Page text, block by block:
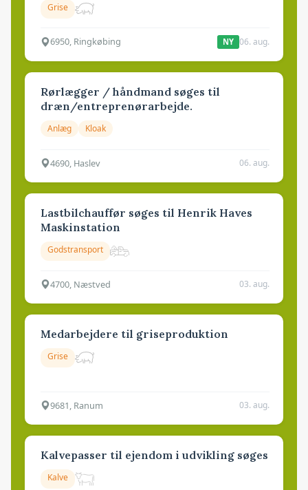
Grise
6950, Ringkøbing NY 06. aug.
Rørlægger / håndmand søges til
dræn/entreprenørarbejde.
Anlæg Kloak
4690, Haslev 06. aug.
Lastbilchauffør søges til Henrik Haves
Maskinstation
Godstransport
4700, Næstved 03. aug.
Medarbejdere til griseproduktion
Grise
9681, Ranum 03. aug.
Kalvepasser til ejendom i udvikling søges
Kalve